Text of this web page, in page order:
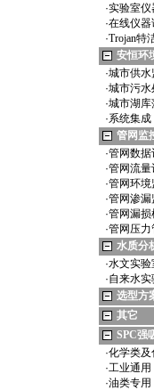
·实验室仪
·在线仪器
·Trojan特
安恒环
·城市供水
·城市污水
·城市湖库
·系统集成
管网监
·管网数据
·管网流量
·管网环境
·管网渗漏
·管网漏损
·管网压力
水质分
·水文实验
·自来水
选型方
其它
SPC强
·化学类及
·工业通用
·油类专用